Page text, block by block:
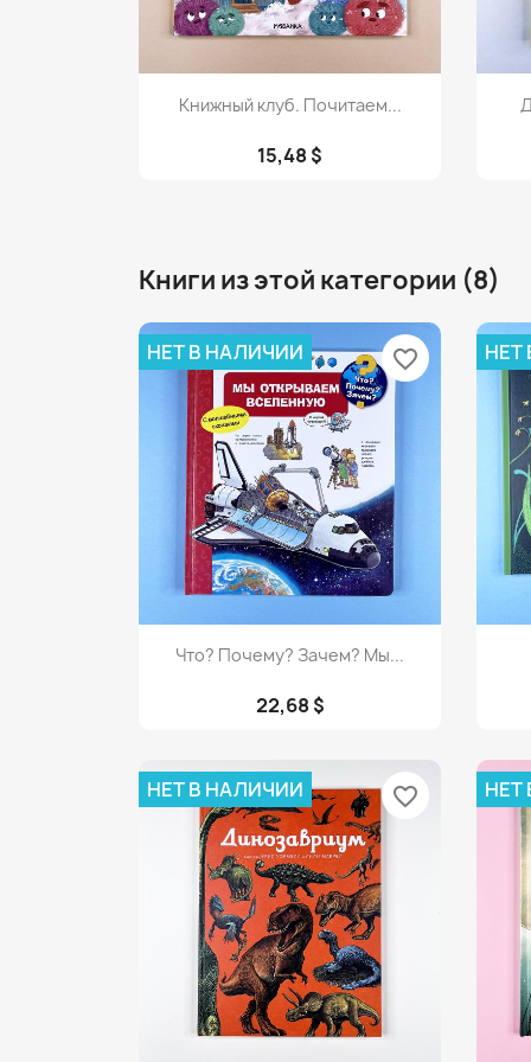
Просмотр
Книжный клуб. Почитаем...
15,48 $
Книги из этой категории (8)
Просмотр
Что? Почему? Зачем? Мы...
22,68 $
НЕТ В НАЛИЧИИ favorite_border НЕТ
НЕТ В НАЛИЧИИ favorite_border НЕТ